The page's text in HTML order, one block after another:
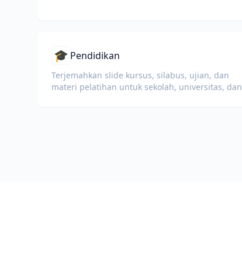
🎓 Pendidikan
Terjemahkan slide kursus, silabus, ujian, dan
materi pelatihan untuk sekolah, universitas, dan